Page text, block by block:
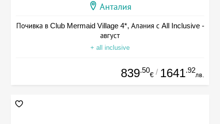
Анталия
Почивка в Club Mermaid Village 4*, Алания с All Inclusive -
август
+ all inclusive
839.50
€ / 1641.92
лв.